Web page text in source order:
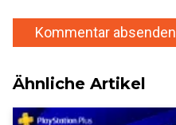
Kommentar absenden
Ähnliche Artikel